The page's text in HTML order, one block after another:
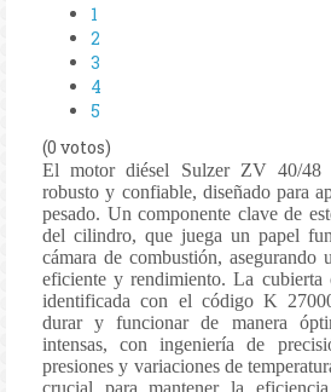
1
2
3
4
5
(0 votos)
El motor diésel Sulzer ZV 40/48
robusto y confiable, diseñado para
pesado. Un componente clave de
del cilindro, que juega un papel
cámara de combustión, asegurando
eficiente y rendimiento. La cubierta
identificada con el código K
durar y funcionar de manera
intensas, con ingeniería de
presiones y variaciones de
crucial para mantener la